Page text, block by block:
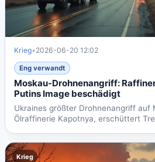
Krieg• 2026-06-20 12:02
Eng verwandt
Moskau-Drohnenangriff:
Putins Image beschädigt
Ukraines größter Drohnenangriff auf
Ölraffinerie Kapotnya, erschüttert
Krieg